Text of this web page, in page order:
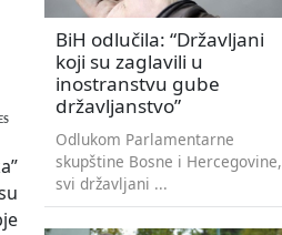
BiH odlučila: “Državljani
koji su zaglavili u
inostranstvu gube
državljanstvo”
Odlukom Parlamentarne
skupštine Bosne i Hercegovine,
svi državljani ...